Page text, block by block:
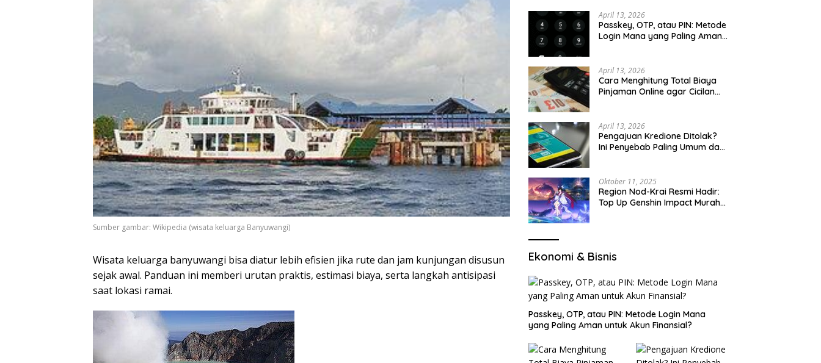
Sumber gambar: Wikipedia (wisata keluarga Banyuwangi)
Wisata keluarga banyuwangi bisa diatur lebih efisien jika rute dan jam kunjungan disusun
sejak awal. Panduan ini memberi urutan praktis, estimasi biaya, serta langkah antisipasi
saat lokasi ramai.
April 13, 2026
Passkey, OTP, atau PIN: Metode
Login Mana yang Paling Aman
April 13, 2026
Cara Menghitung Total Biaya
Pinjaman Online agar Cicilan
April 13, 2026
Pengajuan Kredione Ditolak?
Ini Penyebab Paling Umum dan
Oktober 11, 2025
Region Nod-Krai Resmi Hadir:
Top Up Genshin Impact Murah
Ekonomi & Bisnis
Passkey, OTP, atau PIN: Metode Login Mana
yang Paling Aman untuk Akun Finansial?